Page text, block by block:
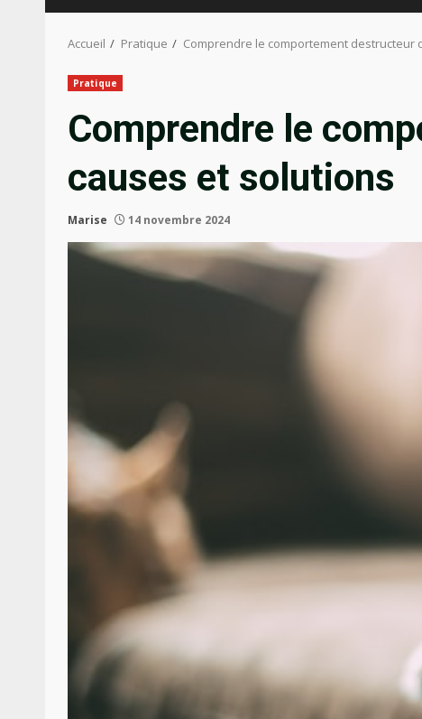
Accueil Pratique Comprendre le comportement destructeur
Pratique
Comprendre le
causes et solutions
Marise 14 novembre 2024